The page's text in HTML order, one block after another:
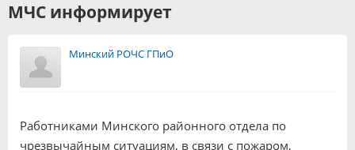
МЧС информирует
Минский РОЧС ГПиО
Работниками Минского районного отдела по
чрезвычайным ситуациям, в связи с пожаром,